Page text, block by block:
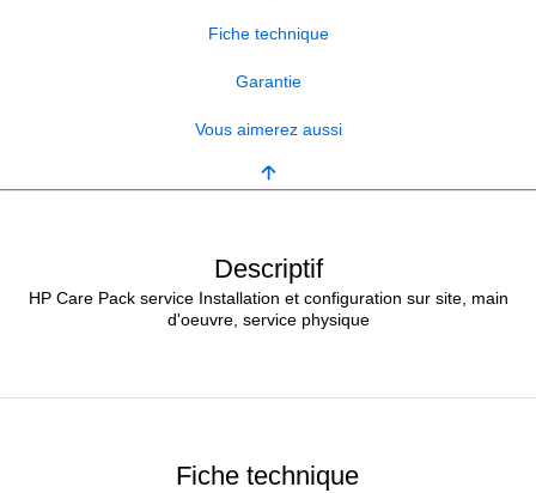
Fiche technique
Garantie
Vous aimerez aussi
Descriptif
HP Care Pack service Installation et configuration sur site, main
d'oeuvre, service physique
Fiche technique